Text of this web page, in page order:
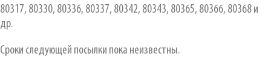
80317, 80330, 80336, 80337, 80342, 80343, 80365, 80366, 80368 и
др.
Сроки следующей посылки пока неизвестны.